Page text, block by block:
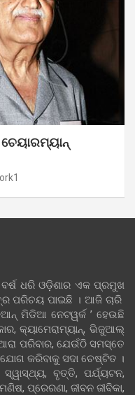
ଧରି ଓଡ଼ିଶାର ଏକ ପ୍ରମୁଖ
ପରିଚୟ ପାଇଛି । ଆଜି ଚାରି
ମିଡିଆ ନେଟୱର୍କ ’ ହେଉଛି
କ୍ୟାମେରାମ୍ୟାନ୍, ଭିଜୁଆଲ୍
ପରିବାର, ଯେଉଁଠି ସମସ୍ତେ
କରିବାକୁ ସଦା ଚେଷ୍ଟିତ ।
ବୃତ୍ତି, ପର୍ଯ୍ୟଟନ,
ପ୍ରେରଣା, ଜୀବନ ଜୀବିକା,